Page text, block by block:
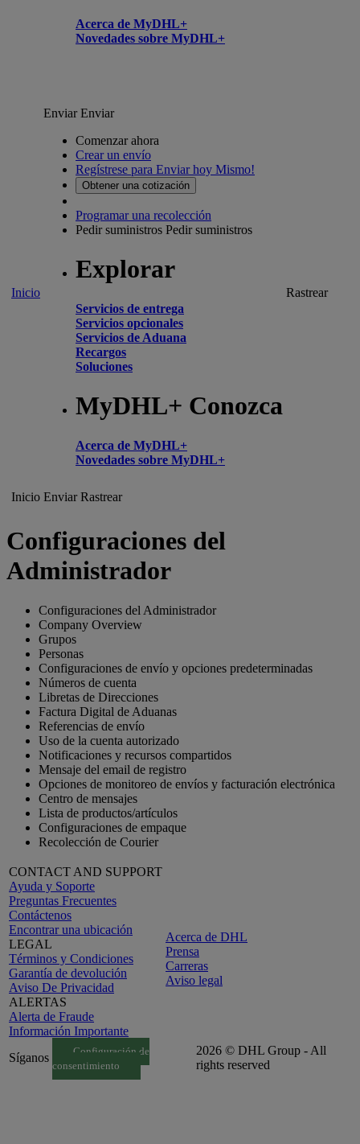
Acerca de MyDHL+
Novedades sobre MyDHL+
Inicio
EnviarEnviar
Comenzar ahora
Crear un envío
Regístrese para Enviar hoy Mismo!
Obtener una cotización
Programar una recolección
Pedir suministros Pedir suministros
Explorar
Servicios de entrega
Servicios opcionales
Servicios de Aduana
Recargos
Soluciones
MyDHL+ Conozca
Acerca de MyDHL+
Novedades sobre MyDHL+
Rastrear
Inicio Enviar Rastrear
Configuraciones del
Administrador
Configuraciones del Administrador
Company Overview
Grupos
Personas
Configuraciones de envío y opciones predeterminadas
Números de cuenta
Libretas de Direcciones
Factura Digital de Aduanas
Referencias de envío
Uso de la cuenta autorizado
Notificaciones y recursos compartidos
Mensaje del email de registro
Opciones de monitoreo de envíos y facturación electrónica
Centro de mensajes
Lista de productos/artículos
Configuraciones de empaque
Recolección de Courier
CONTACT AND SUPPORT
Ayuda y Soporte
Preguntas Frecuentes
Contáctenos
Encontrar una ubicación
LEGAL
Términos y Condiciones
Garantía de devolución
Aviso De Privacidad
ALERTAS
Alerta de Fraude
Información Importante
Acerca de DHL
Prensa
Carreras
Aviso legal
Síganos
Configuración de
consentimiento
2026 © DHL Group - All
rights reserved